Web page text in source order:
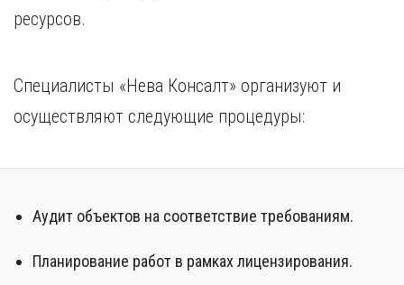
ресурсов.
Специалисты «Нева Консалт» организуют и
осуществляют следующие процедуры:
Аудит объектов на соответствие требованиям.
Планирование работ в рамках лицензирования.